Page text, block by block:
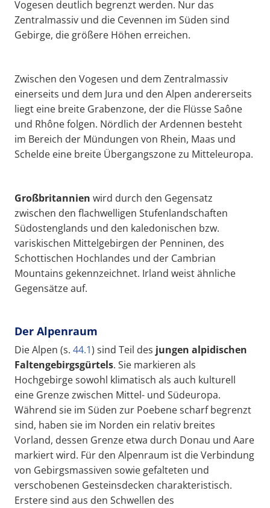
Vogesen deutlich begrenzt werden. Nur das
Zentralmassiv und die Cevennen im Süden sind
Gebirge, die größere Höhen erreichen.
Zwischen den Vogesen und dem Zentralmassiv
einerseits und dem Jura und den Alpen andererseits
liegt eine breite Grabenzone, der die Flüsse Saône
und Rhône folgen. Nördlich der Ardennen besteht
im Bereich der Mündungen von Rhein, Maas und
Schelde eine breite Übergangszone zu Mitteleuropa.
Großbritannien wird durch den Gegensatz
zwischen den flachwelligen Stufenlandschaften
Südostenglands und den kaledonischen bzw.
variskischen Mittelgebirgen der Penninen, des
Schottischen Hochlandes und der Cambrian
Mountains gekennzeichnet. Irland weist ähnliche
Gegensätze auf.
Der Alpenraum
Die Alpen (s. 44.1) sind Teil des jungen alpidischen
Faltengebirgsgürtels. Sie markieren als
Hochgebirge sowohl klimatisch als auch kulturell
eine Grenze zwischen Mittel- und Südeuropa.
Während sie im Süden zur Poebene scharf begrenzt
sind, haben sie im Norden ein relativ breites
Vorland, dessen Grenze etwa durch Donau und Aare
markiert wird. Für den Alpenraum ist die Verbindung
von Gebirgsmassiven sowie gefalteten und
verschobenen Gesteinsdecken charakteristisch.
Erstere sind aus den Schwellen des